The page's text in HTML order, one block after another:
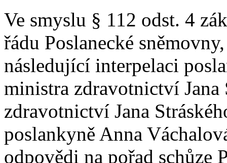
Ve smyslu § 112 odst. 4
řádu Poslanecké
následující interpelaci
ministra zdravotnictví
zdravotnictví Jana
poslankyně Anna
odpovědi na pořad schůze